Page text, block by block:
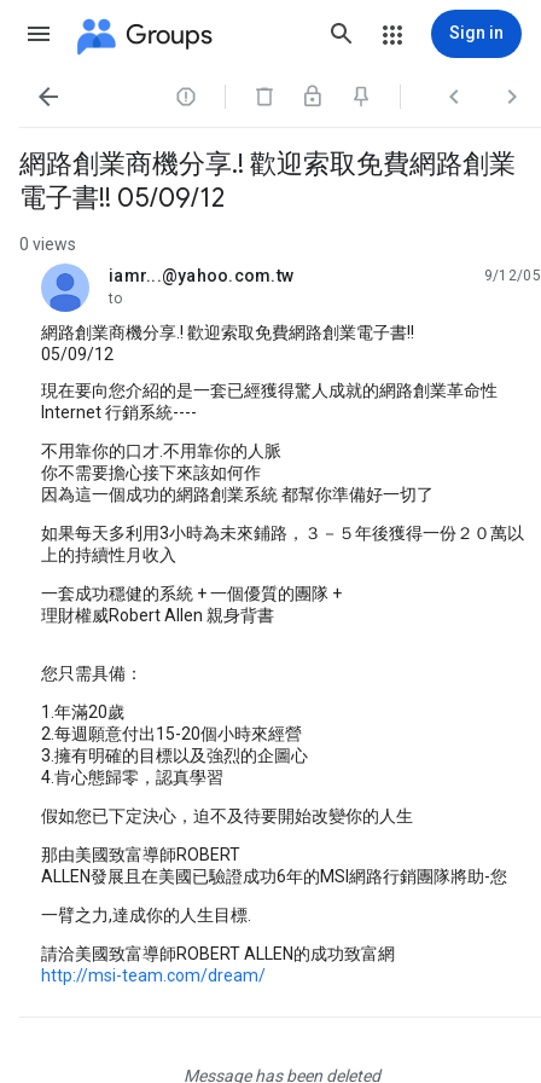
Groups Sign in
   
網路創業商機分享.! 歡迎索取免費網路創業
電子書!! 05/09/12
0 views
iamr...@yahoo.com.tw
unread,
9/12/05
to
網路創業商機分享.! 歡迎索取免費網路創業電子書!!
05/09/12
現在要向您介紹的是一套已經獲得驚人成就的網路創業革命性
Internet 行銷系統----
不用靠你的口才.不用靠你的人脈
你不需要擔心接下來該如何作
因為這一個成功的網路創業系統 都幫你準備好一切了
如果每天多利用3小時為未來鋪路，３－５年後獲得一份２０萬以
上的持續性月收入
一套成功穩健的系統 + 一個優質的團隊 +
理財權威Robert Allen 親身背書
您只需具備：
1.年滿20歲
2.每週願意付出15-20個小時來經營
3.擁有明確的目標以及強烈的企圖心
4.肯心態歸零，認真學習
假如您已下定決心，迫不及待要開始改變你的人生
那由美國致富導師ROBERT
ALLEN發展且在美國已驗證成功6年的MSI網路行銷團隊將助-您
一臂之力,達成你的人生目標.
請洽美國致富導師ROBERT ALLEN的成功致富網
http://msi-team.com/dream/
Message has been deleted